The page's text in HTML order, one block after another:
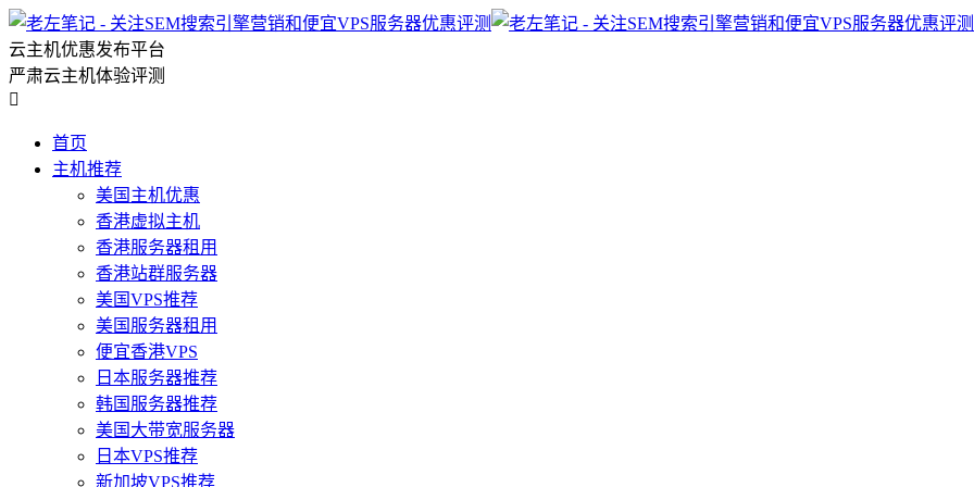
云主机优惠发布平台
严肃云主机体验评测

首页
主机推荐
美国主机优惠
香港虚拟主机
香港服务器租用
香港站群服务器
美国VPS推荐
美国服务器租用
便宜香港VPS
日本服务器推荐
韩国服务器推荐
美国大带宽服务器
日本VPS推荐
新加坡VPS推荐